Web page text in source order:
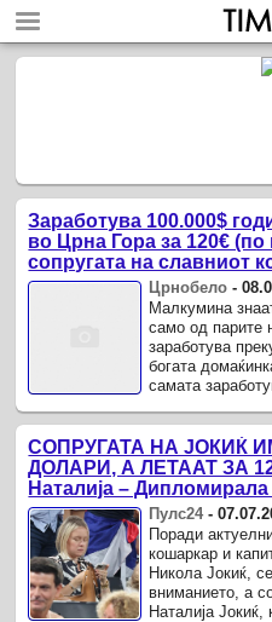
Заработува 100.000$
вo Црна Гора за 120€
сопругата на славниот
Црнобело -
Малкумина
само од парите
заработува
богата
самата
СОПРУГАТА НА ЈОКИЌ
ДОЛАРИ, А ЛЕТААТ ЗА
Наталија –
(ФОТО)
Пулс24-
Поради
кошаркар и
Никола Јокиќ,
вниманието, а
Наталија Јокиќ,